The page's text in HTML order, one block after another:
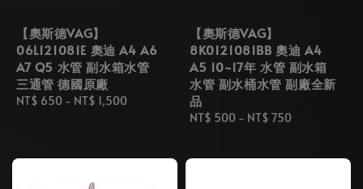
【奧斯德VAG】
06L121081E 奧迪 A4 A6
A7 Q5 水管 副水箱水管
三通管 德國原廠
Regular
NT$ 650 - NT$ 1,500
【奧斯德VAG】
8K0121081BB 奧迪 A4
A5 10~17年 水管 副水箱
水管 副水桶水管 副廠全新
品
Regular
NT$ 500 - NT$ 750